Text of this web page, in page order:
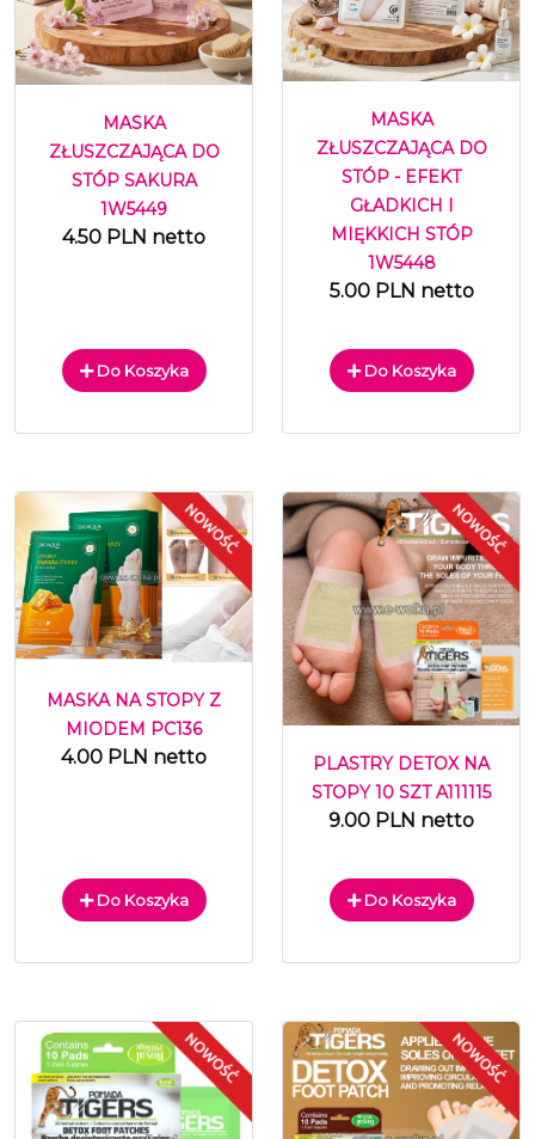
MASKA
ZŁUSZCZAJĄCA DO
STÓP SAKURA
1W5449
4.50 PLN netto
Do Koszyka
MASKA
ZŁUSZCZAJĄCA DO
STÓP - EFEKT
GŁADKICH I
MIĘKKICH STÓP
1W5448
5.00 PLN netto
Do Koszyka
MASKA NA STOPY Z
MIODEM PC136
4.00 PLN netto
Do Koszyka
PLASTRY DETOX NA
STOPY 10 SZT A111115
9.00 PLN netto
Do Koszyka